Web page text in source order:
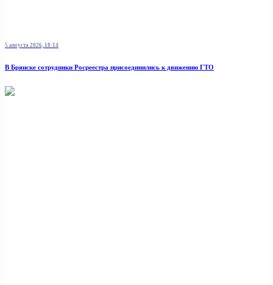
5 августа 2026, 18:14
В Брянске сотрудники Росреестра присоединились к движению ГТО